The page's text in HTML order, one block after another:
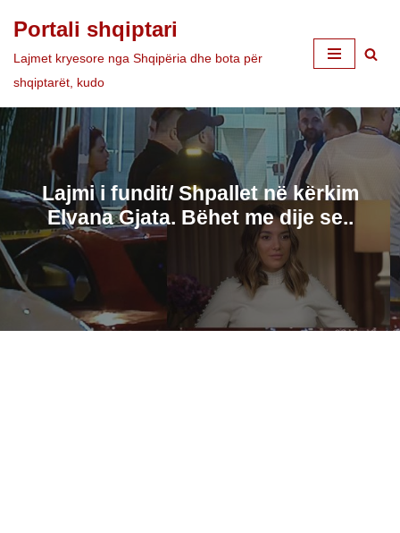
Skip
to
Portali shqiptari
Lajmet kryesore nga Shqipëria dhe bota për
shqiptarët, kudo
Lajmi i fundit/ Shpallet në kërkim
Elvana Gjata. Bëhet me dije se..